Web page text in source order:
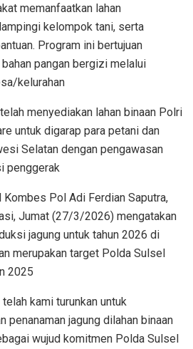
memanfaatkan lahan
kelompok tani, serta
Program ini bertujuan
pangan bergizi melalui
kelurahan
menyediakan lahan binaan Polri
untuk digarap para petani dan
Selatan dengan pengawasan
penggerak
Pol Adi Ferdian Saputra,
Jumat (27/3/2026) mengatakan
jagung untuk tahun 2026 di
merupakan target Polda Sulsel
2025
kami turunkan untuk
penanaman jagung dilahan binaan
wujud komitmen Polda Sulsel